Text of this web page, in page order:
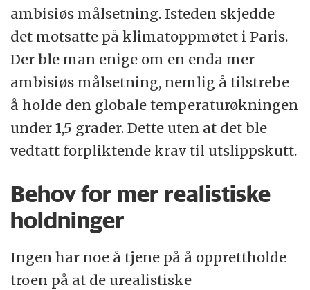
ambisiøs målsetning. Isteden skjedde
det motsatte på klimatoppmøtet i Paris.
Der ble man enige om en enda mer
ambisiøs målsetning, nemlig å tilstrebe
å holde den globale temperaturøkningen
under 1,5 grader. Dette uten at det ble
vedtatt forpliktende krav til utslippskutt.
Behov for mer realistiske
holdninger
Ingen har noe å tjene på å opprettholde
troen på at de urealistiske